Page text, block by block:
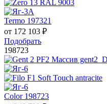
Termo 197321
от 172 103 ₽
Подобрать
198723
Color 198723